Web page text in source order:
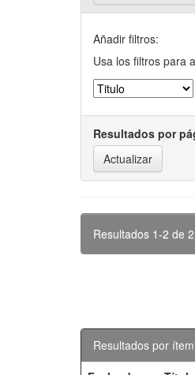
Añadir filtros:
Usa los filtros para
Resultados por
Resultados 1-2 de
Resultados por